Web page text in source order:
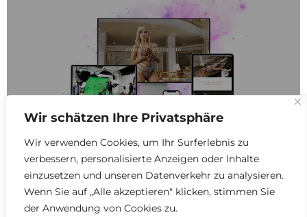
Wir schätzen Ihre Privatsphäre
Wir verwenden Cookies, um Ihr Surferlebnis zu
verbessern, personalisierte Anzeigen oder Inhalte
einzusetzen und unseren Datenverkehr zu analysieren.
Wenn Sie auf „Alle akzeptieren" klicken, stimmen Sie
der Anwendung von Cookies zu.